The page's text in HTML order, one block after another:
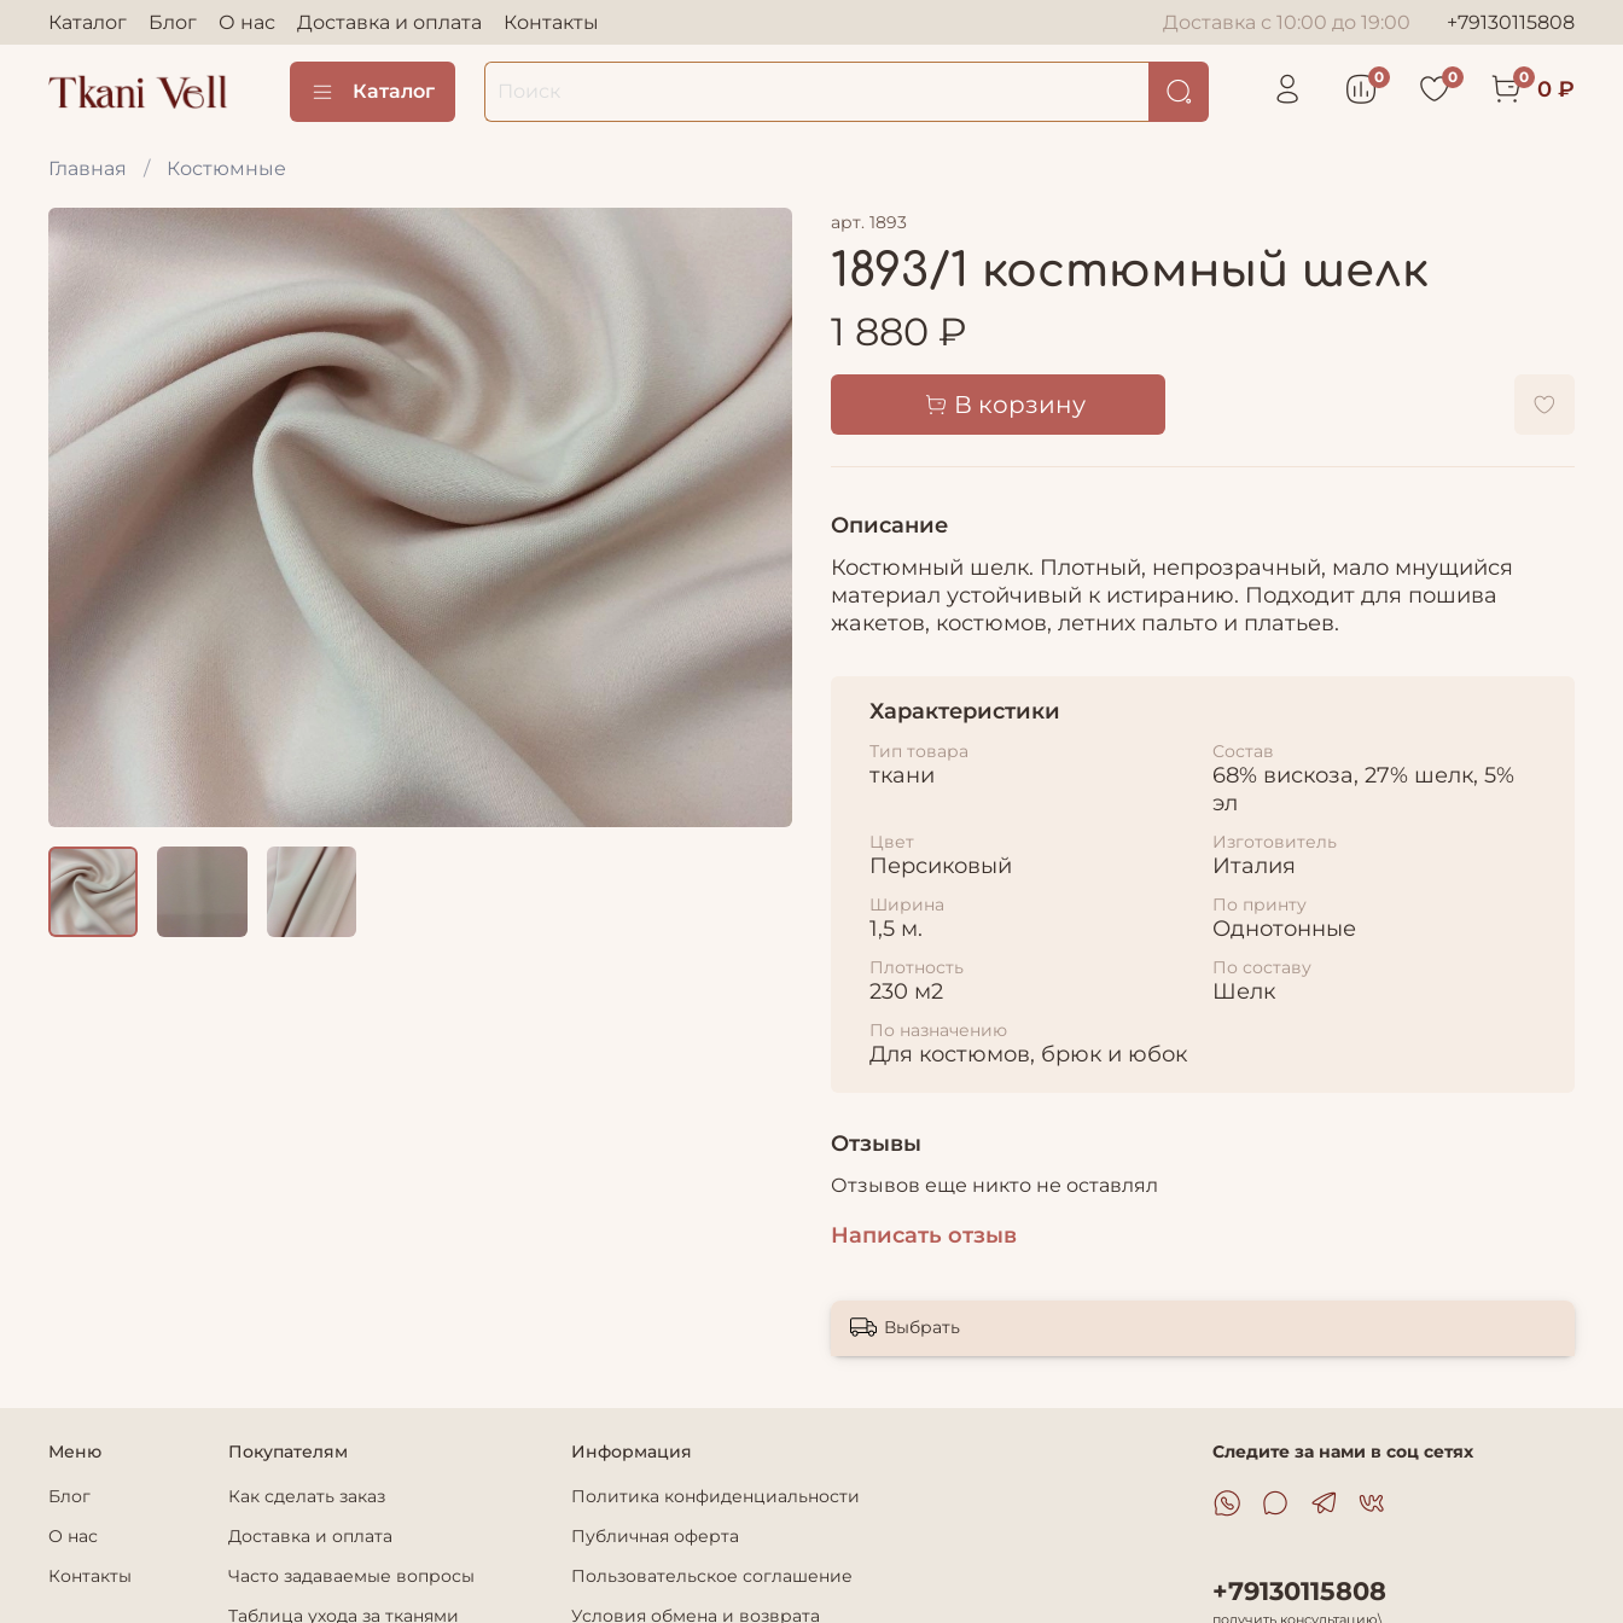
Каталог Блог О нас Доставка и оплата Контакты Доставка с 10:00 до 19:00 +79130115808
Каталог
0 0 0 0 ₽
Главная Костюмные
арт. 1893
1893/1 костюмный шелк
1 880 ₽
В корзину
Описание
Костюмный шелк. Плотный, непрозрачный, мало мнущийся
материал устойчивый к истиранию. Подходит для пошива
жакетов, костюмов, летних пальто и платьев.
Характеристики
Тип товара
ткани
Состав
68% вискоза, 27% шелк, 5%
эл
Цвет
Персиковый
Изготовитель
Италия
Ширина
1,5 м.
По принту
Однотонные
Плотность
230 м2
По составу
Шелк
По назначению
Для костюмов, брюк и юбок
Отзывы
Отзывов еще никто не оставлял
Написать отзыв
Выбрать
Меню
Блог
О нас
Контакты
Покупателям
Как сделать заказ
Доставка и оплата
Часто задаваемые вопросы
Таблица ухода за тканями
Информация
Политика конфиденциальности
Публичная оферта
Пользовательское соглашение
Условия обмена и возврата
Следите за нами в соц сетях
+79130115808